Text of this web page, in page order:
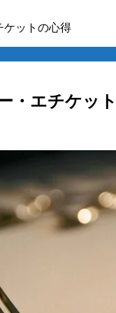
ケットの心得
・エチケッ